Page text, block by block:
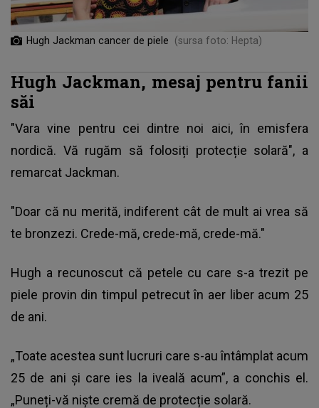
Hugh Jackman cancer de piele (sursa foto: Hepta)
Hugh Jackman, mesaj pentru fanii
săi
"Vara vine pentru cei dintre noi aici, în emisfera
nordică. Vă rugăm să folosiți protecție solară", a
remarcat Jackman.
"Doar că nu merită, indiferent cât de mult ai vrea să
te bronzezi. Crede-mă, crede-mă, crede-mă."
Hugh a recunoscut că petele cu care s-a trezit pe
piele provin din timpul petrecut în aer liber acum 25
de ani.
„Toate acestea sunt lucruri care s-au întâmplat acum
25 de ani și care ies la iveală acum”, a conchis el.
„Puneți-vă niște cremă de protecție solară.